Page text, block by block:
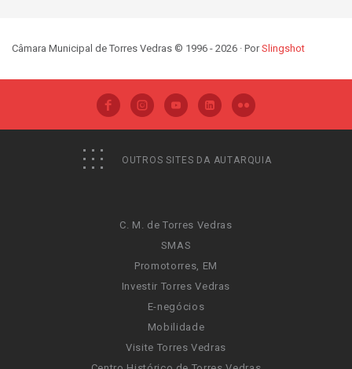
Câmara Municipal de Torres Vedras © 1996 - 2026 · PorSlingshot
OUTROS SITES DA AUTARQUIA
C. M. de Torres Vedras
SMAS
Promotorres, EM
Investir Torres Vedras
E-negócios
Mobilidade
Visite Torres Vedras